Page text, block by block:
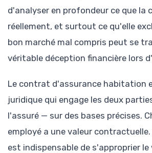
d'analyser en profondeur ce que la
réellement, et surtout ce qu'elle
bon marché mal compris peut se
véritable déception financière lors
Le contrat d'assurance habitation
juridique qui engage les deux
l'assuré — sur des bases précises.
employé a une valeur
est indispensable de s'approprier le